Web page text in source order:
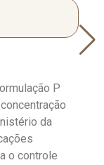
P
da
o controle